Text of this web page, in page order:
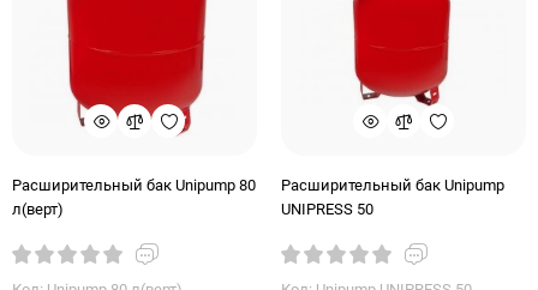
Расширительный бак Unipump 80
л(верт)
Расширительный бак Unipump
UNIPRESS 50